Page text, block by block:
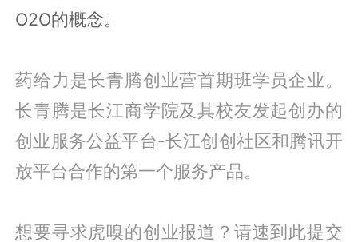
O2O的概念。
药给力是长青腾创业营首期班学员企业。
长青腾是长江商学院及其校友发起创办的
创业服务公益平台-长江创创社区和腾讯开
放平台合作的第一个服务产品。
想要寻求虎嗅的创业报道？请速到此提交